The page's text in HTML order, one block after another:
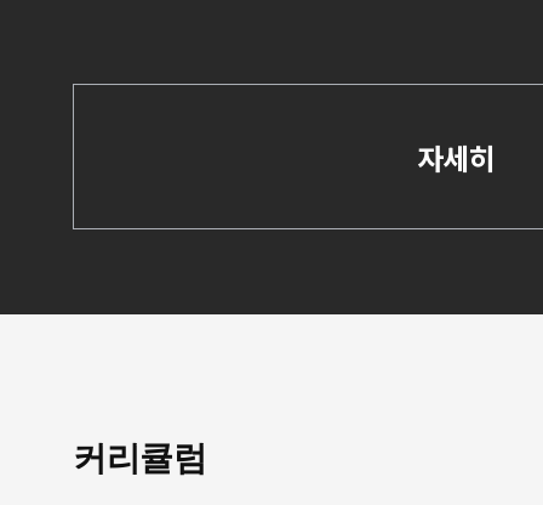
자세히
커리큘럼